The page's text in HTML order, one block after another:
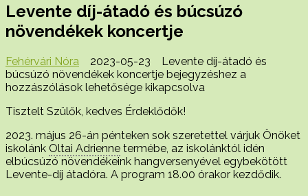
Levente díj-átadó és búcsúzó
növendékek koncertje
Fehérvári Nóra 2023-05-23
Levente díj-átadó és
búcsúzó növendékek koncertje bejegyzéshez a
hozzászólások lehetősége kikapcsolva
Tisztelt Szülők, kedves Érdeklődők!
2023. május 26-án pénteken sok szeretettel várjuk Önöket
iskolánk Oltai Adrienne termébe, az iskolánktól idén
elbúcsúzó növendékeink hangversenyével egybekötött
Levente-díj átadóra. A program 18.00 órakor kezdődik.